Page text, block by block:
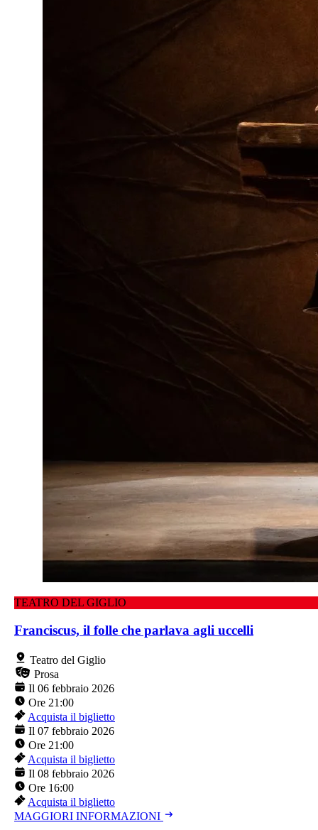
TEATRO DEL GIGLIO
Franciscus, il folle che parlava agli uccelli
Teatro del Giglio
Prosa
Il 06 febbraio 2026
Ore 21:00
Acquista il biglietto
Il 07 febbraio 2026
Ore 21:00
Acquista il biglietto
Il 08 febbraio 2026
Ore 16:00
Acquista il biglietto
MAGGIORI INFORMAZIONI